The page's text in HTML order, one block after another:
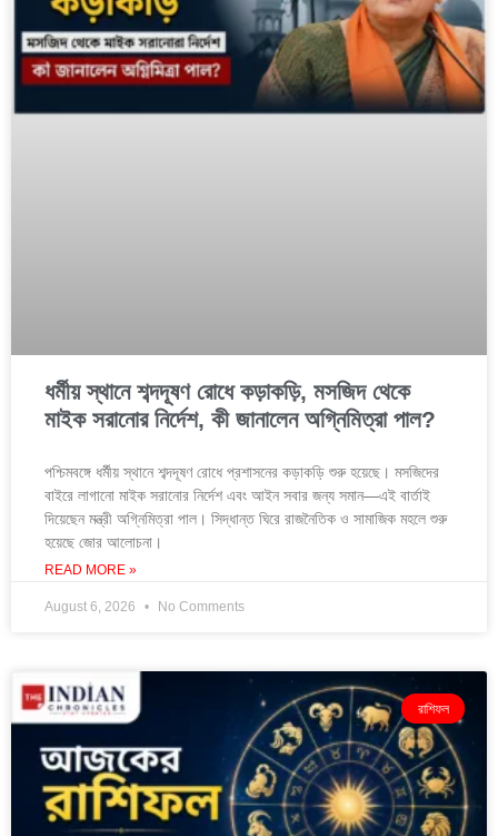
ধর্মীয় স্থানে শব্দদূষণ রোধে কড়াকড়ি, মসজিদ থেকে
মাইক সরানোর নির্দেশ, কী জানালেন অগ্নিমিত্রা পাল?
পশ্চিমবঙ্গে ধর্মীয় স্থানে শব্দদূষণ রোধে প্রশাসনের কড়াকড়ি শুরু হয়েছে। মসজিদের
বাইরে লাগানো মাইক সরানোর নির্দেশ এবং আইন সবার জন্য সমান—এই বার্তাই
দিয়েছেন মন্ত্রী অগ্নিমিত্রা পাল। সিদ্ধান্ত ঘিরে রাজনৈতিক ও সামাজিক মহলে শুরু
হয়েছে জোর আলোচনা।
READ MORE »
August 6, 2026 No Comments
রাশিফল